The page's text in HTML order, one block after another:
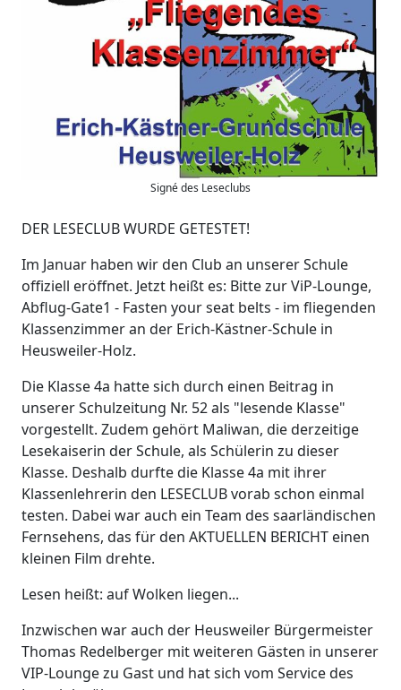
Signé des Leseclubs
DER LESECLUB WURDE GETESTET!
Im Januar haben wir den Club an unserer Schule
offiziell eröffnet. Jetzt heißt es: Bitte zur ViP-Lounge,
Abflug-Gate1 - Fasten your seat belts - im fliegenden
Klassenzimmer an der Erich-Kästner-Schule in
Heusweiler-Holz.
Die Klasse 4a hatte sich durch einen Beitrag in
unserer Schulzeitung Nr. 52 als "lesende Klasse"
vorgestellt. Zudem gehört Maliwan, die derzeitige
Lesekaiserin der Schule, als Schülerin zu dieser
Klasse. Deshalb durfte die Klasse 4a mit ihrer
Klassenlehrerin den LESECLUB vorab schon einmal
testen. Dabei war auch ein Team des saarländischen
Fernsehens, das für den AKTUELLEN BERICHT einen
kleinen Film drehte.
Lesen heißt: auf Wolken liegen...
Inzwischen war auch der Heusweiler Bürgermeister
Thomas Redelberger mit weiteren Gästen in unserer
VIP-Lounge zu Gast und hat sich vom Service des